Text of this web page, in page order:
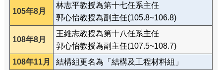
105年8月
林志平教授為第十七任系主任
郭心怡教授為副主任(105.8~106.8)
108年8月
王維志教授為第十八任系主任
郭心怡教授為副主任(107.5~108.7)
108年11月
結構組更名為「結構及工程材料組」